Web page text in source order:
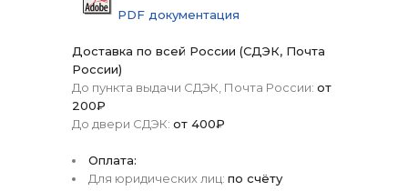
PDF документация
Доставка по всей России (СДЭК, Почта
России)
До пункта выдачи СДЭК, Почта России: от
200₽
До двери СДЭК: от 400₽
Оплата:
Для юридических лиц: по счёту